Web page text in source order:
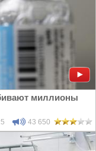
миллионы
43 650